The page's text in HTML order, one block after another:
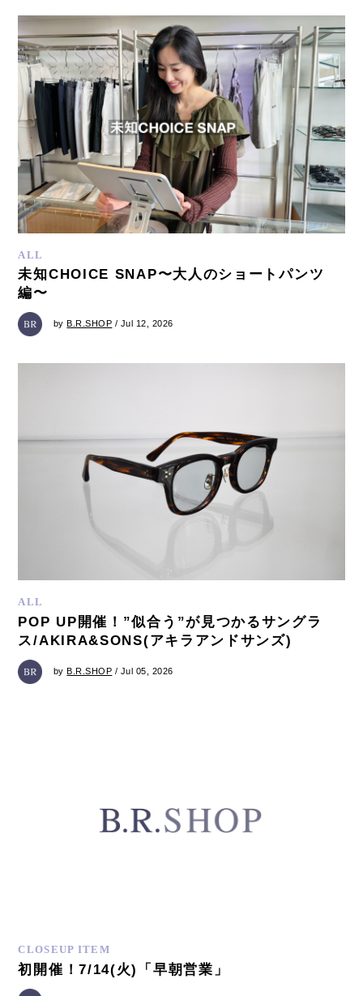
ALL
未知CHOICE SNAP〜大人のショートパンツ
編〜
byB.R.SHOP / Jul 12, 2026
ALL
POP UP開催！”似合う”が見つかるサングラ
ス/AKIRA&SONS(アキラアンドサンズ)
byB.R.SHOP / Jul 05, 2026
CLOSEUP ITEM
初開催！7/14(火)「早朝営業」